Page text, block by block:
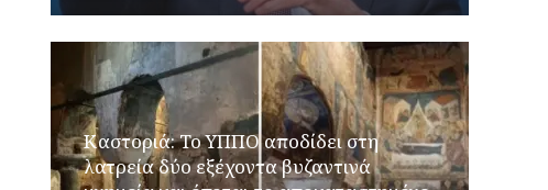
Καστοριά: Το ΥΠΠΟ αποδίδει στη
λατρεία δύο εξέχοντα βυζαντινά